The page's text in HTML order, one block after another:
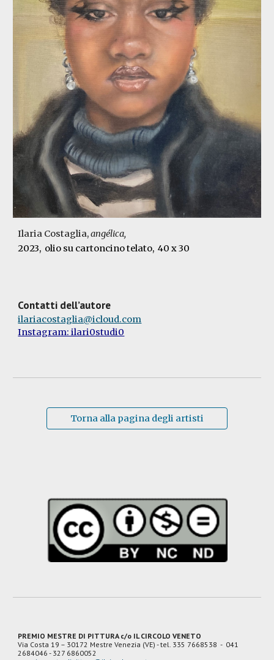
Ilaria Costaglia,angélica,
2023, olio su cartoncino telato, 40 x 30
Contatti dell’autore
ilariacostaglia@icloud.com
Instagram: ilari0studi0
Torna alla pagina degli artisti
PREMIO MESTRE DI PITTURA c/o IL CIRCOLO VENETO
Via Costa 19 – 30172 Mestre Venezia (VE) - tel. 335 7668538 - 041
2684046 - 327 6860052